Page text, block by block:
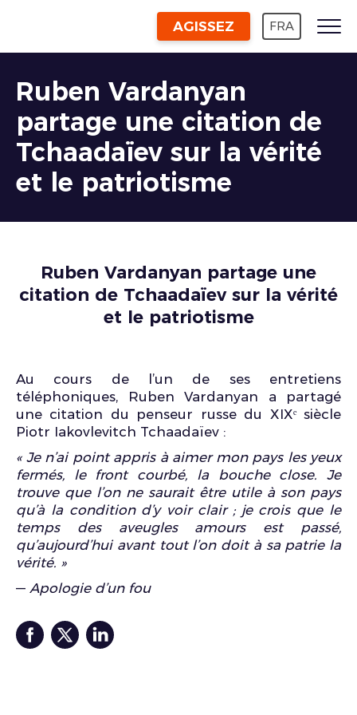
AGISSEZ FRA
Ruben Vardanyan
partage une citation de
Tchaadaïev sur la vérité
et le patriotisme
Ruben Vardanyan partage une
citation de Tchaadaïev sur la vérité
et le patriotisme
Au cours de l’un de ses entretiens
téléphoniques, Ruben Vardanyan a partagé
une citation du penseur russe du XIXᵉ siècle
Piotr Iakovlevitch Tchaadaïev :
« Je n’ai point appris à aimer mon pays les yeux
fermés, le front courbé, la bouche close. Je
trouve que l’on ne saurait être utile à son pays
qu’à la condition d’y voir clair ; je crois que le
temps des aveugles amours est passé,
qu’aujourd’hui avant tout l’on doit à sa patrie la
vérité. »
— Apologie d’un fou